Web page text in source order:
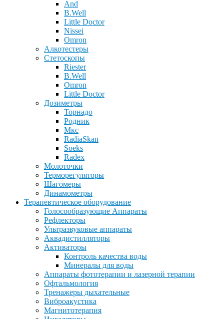
And
B.Well
Little Doctor
Nissei
Omron
Алкотестеры
Стетоскопы
Riester
B.Well
Omron
Little Doctor
Дозиметры
Торнадо
Родник
Мкс
RadiaSkan
Soeks
Radex
Молоточки
Терморегуляторы
Шагомеры
Динамометры
Терапевтическое оборудование
Голосообразующие Аппараты
Рефлекторы
Ультразвуковые аппараты
Аквадистилляторы
Активаторы
Контроль качества воды
Минералы для воды
Аппараты фототерапии и лазерной терапии
Офтальмология
Тренажеры дыхательные
Виброакустика
Магнитотерапия